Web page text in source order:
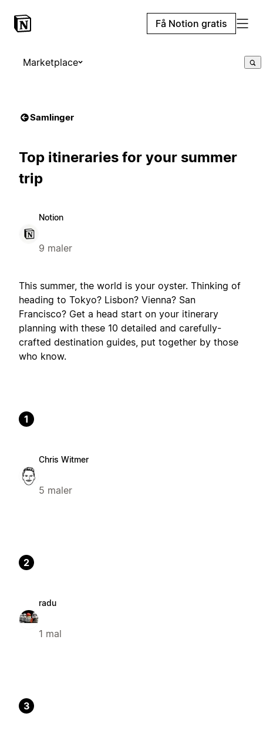
Få Notion gratis
Marketplace
Samlinger
Top itineraries for your summer
trip
Notion
9 maler
This summer, the world is your oyster. Thinking of
heading to Tokyo? Lisbon? Vienna? San
Francisco? Get a head start on your itinerary
planning with these 10 detailed and carefully-
crafted destination guides, put together by those
who know.
1
Chris Witmer
5 maler
2
radu
1 mal
3